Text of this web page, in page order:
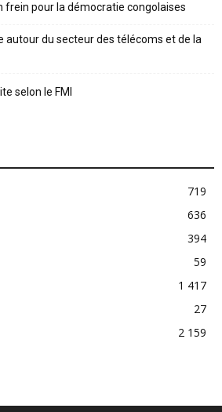
frein pour la démocratie congolaises
autour du secteur des télécoms et de la
selon le FMI
719
636
394
59
1 417
27
2 159